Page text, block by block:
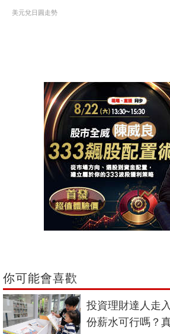
美元兌日圓走勢
你可能會喜歡
投資理財達人走
份薪水可行嗎？